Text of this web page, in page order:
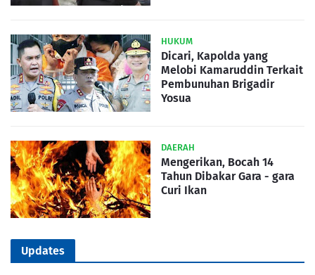
HUKUM
Dicari, Kapolda yang
Melobi Kamaruddin Terkait
Pembunuhan Brigadir
Yosua
DAERAH
Mengerikan, Bocah 14
Tahun Dibakar Gara - gara
Curi Ikan
Updates